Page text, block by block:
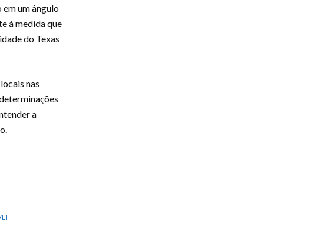
um ângulo
à medida que
do Texas
nas
a